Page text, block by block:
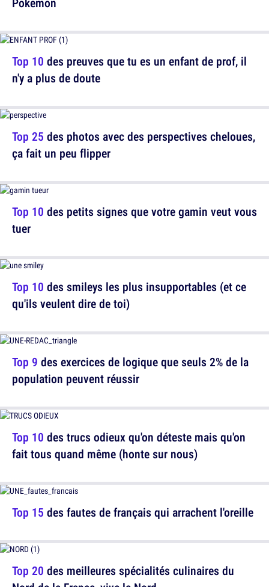
Top 25 des photos avec des perspectives cheloues,
ça fait un peu flipper
Top 10 des smileys les plus insupportables (et ce
qu'ils veulent dire de toi)
Top 10 des trucs odieux qu'on déteste mais qu'on
fait tous quand même (honte sur nous)
Top 20 des meilleures spécialités culinaires du
Top 10 des preuves que tu es un enfant de prof, il
n'y a plus de doute
Top 10 des petits signes que votre gamin veut vous
tuer
Top 9 des exercices de logique que seuls 2% de la
population peuvent réussir
Top 15 des fautes de français qui arrachent l'oreille